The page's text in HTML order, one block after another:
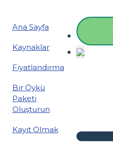
Ana Sayfa
Kaynaklar
Fiyatlandırma
Bir Öykü
Paketi
Oluşturun
Kayıt Olmak